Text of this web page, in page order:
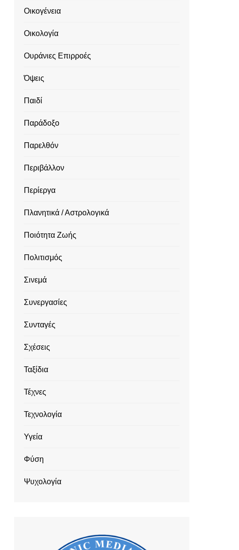
Οικογένεια
Οικολογία
Ουράνιες Επιρροές
Όψεις
Παιδί
Παράδοξο
Παρελθόν
Περιβάλλον
Περίεργα
Πλανητικά / Αστρολογικά
Ποιότητα Ζωής
Πολιτισμός
Σινεμά
Συνεργασίες
Συνταγές
Σχέσεις
Ταξίδια
Τέχνες
Τεχνολογία
Υγεία
Φύση
Ψυχολογία